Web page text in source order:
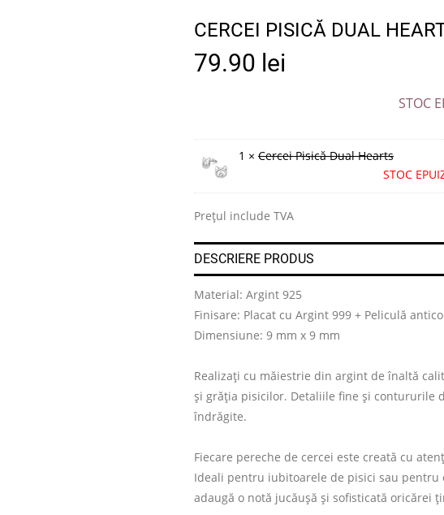
CERCEI PISICĂ DUAL
79.90 lei
STOC
1 × Cercei Pisică Dual Hearts
STOC
Prețul include TVA
DESCRIERE PRODUS
Material: Argint 925
Finisare: Placat cu Argint 999 + Peliculă
Dimensiune: 9 mm x 9 mm
Realizați cu măiestrie din argint de înaltă
și grăția pisicilor. Detaliile fine și contururile
îndrăgite.
Fiecare pereche de cercei este creată cu
Ideali pentru iubitoarele de pisici sau pentru
adaugă o notă jucăușă și sofisticată oricărei